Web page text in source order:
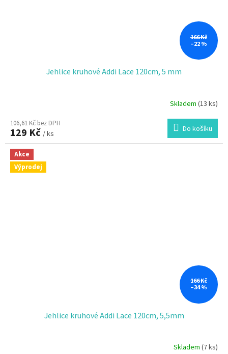
166 Kč
–22 %
Jehlice kruhové Addi Lace 120cm, 5 mm
Skladem (13 ks)
106,61 Kč bez DPH
129 Kč / ks Do košíku
Akce
Výprodej
166 Kč
–34 %
Jehlice kruhové Addi Lace 120cm, 5,5mm
Skladem (7 ks)